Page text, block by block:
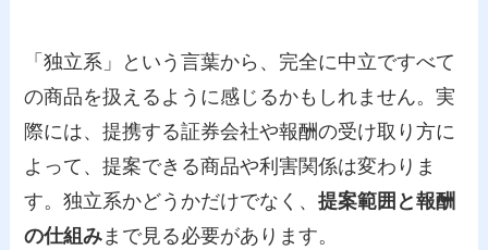
「独立系」という言葉から、完全に中立ですべて
の商品を扱えるように感じるかもしれません。実
際には、提携する証券会社や報酬の受け取り方に
よって、提案できる商品や利害関係は変わりま
す。独立系かどうかだけでなく、提案範囲と報酬
の仕組み まで見る必要があります。